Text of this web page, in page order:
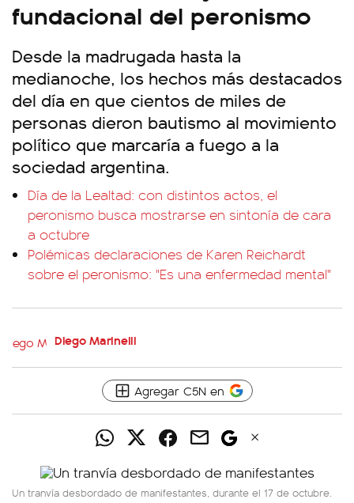
fundacional del peronismo
Desde la madrugada hasta la
medianoche, los hechos más destacados
del día en que cientos de miles de
personas dieron bautismo al movimiento
político que marcaría a fuego a la
sociedad argentina.
Día de la Lealtad: con distintos actos, el
peronismo busca mostrarse en sintonía de cara
a octubre
Polémicas declaraciones de Karen Reichardt
sobre el peronismo: "Es una enfermedad mental"
Diego Marinelli
Agregar C5N en
Un tranvía desbordado de manifestantes, durante el 17 de octubre.